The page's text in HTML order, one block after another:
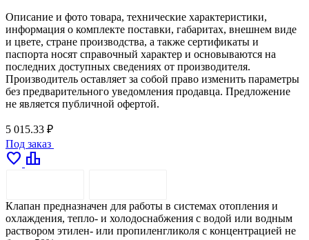
Описание и фото товара, технические характеристики,
информация о комплекте поставки, габаритах, внешнем виде
и цвете, стране производства, а также сертификаты и
паспорта носят справочный характер и основываются на
последних доступных сведениях от производителя.
Производитель оставляет за собой право изменить параметры
без предварительного уведомления продавца. Предложение
не является публичной офертой.
5 015.33 ₽
Под заказ
favorite leaderboard
Клапан предназначен для работы в системах отопления и
охлаждения, тепло- и холодоснабжения с водой или водным
раствором этилен- или пропиленгликоля с концентрацией не